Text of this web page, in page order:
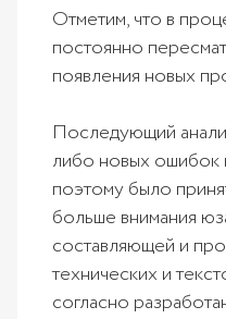
Отметим, что в
постоянно
появления новых
Последующий
либо новых ошибок
поэтому было
больше внимания
составляющей и
технических и
согласно